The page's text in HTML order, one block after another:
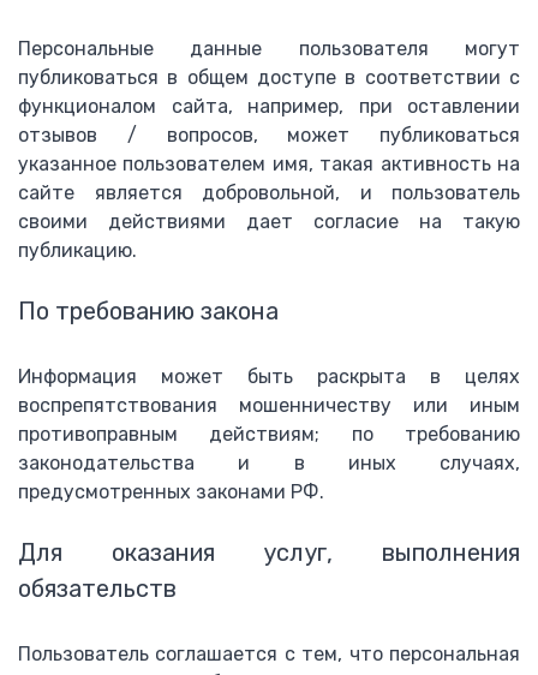
Персональные данные пользователя могут
публиковаться в общем доступе в соответствии с
функционалом сайта, например, при оставлении
отзывов / вопросов, может публиковаться
указанное пользователем имя, такая активность на
сайте является добровольной, и пользователь
своими действиями дает согласие на такую
публикацию.
По требованию закона
Информация может быть раскрыта в целях
воспрепятствования мошенничеству или иным
противоправным действиям; по требованию
законодательства и в иных случаях,
предусмотренных законами РФ.
Для оказания услуг, выполнения
обязательств
Пользователь соглашается с тем, что персональная